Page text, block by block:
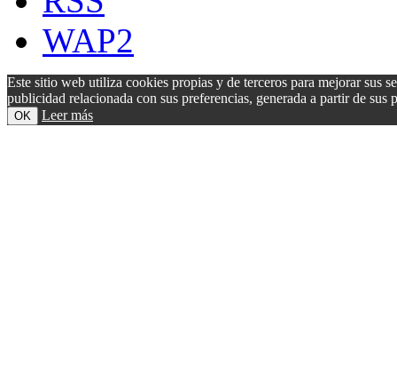
WAP2
Este sitio web utiliza cookies propias y de terceros para mejorar sus
publicidad relacionada con sus preferencias, generada a partir de
OK Leer más